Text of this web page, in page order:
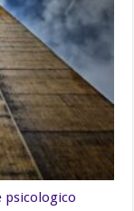
psicologico